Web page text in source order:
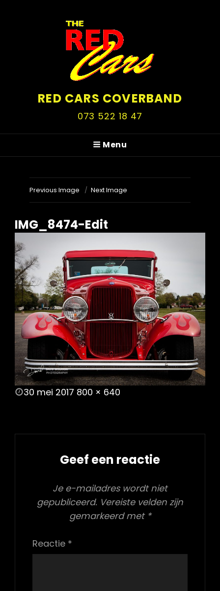
RED CARS COVERBAND
073 522 18 47
Menu
Previous Image Next Image
IMG_8474-Edit
POSTED
30 mei 2017 800 × 640
Geef een reactie
Je e-mailadres wordt niet
gepubliceerd. Vereiste velden zijn
gemarkeerd met *
Reactie *